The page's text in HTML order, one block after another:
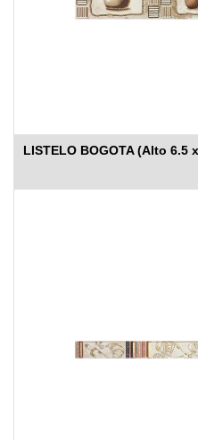
LISTELO BOGOTA (Alto 6.5